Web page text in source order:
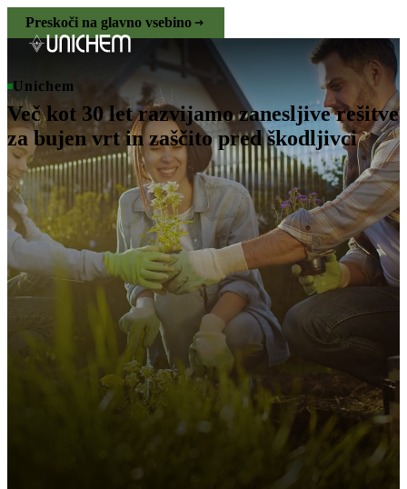
Preskoči na glavno vsebino
Unichem
Več kot 30 let razvijamo zanesljive rešitve
za bujen vrt in zaščito pred škodljivci